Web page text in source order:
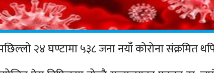
२४ घण्टामा ५३८ जना नयाँ कोरोना संक्रमित